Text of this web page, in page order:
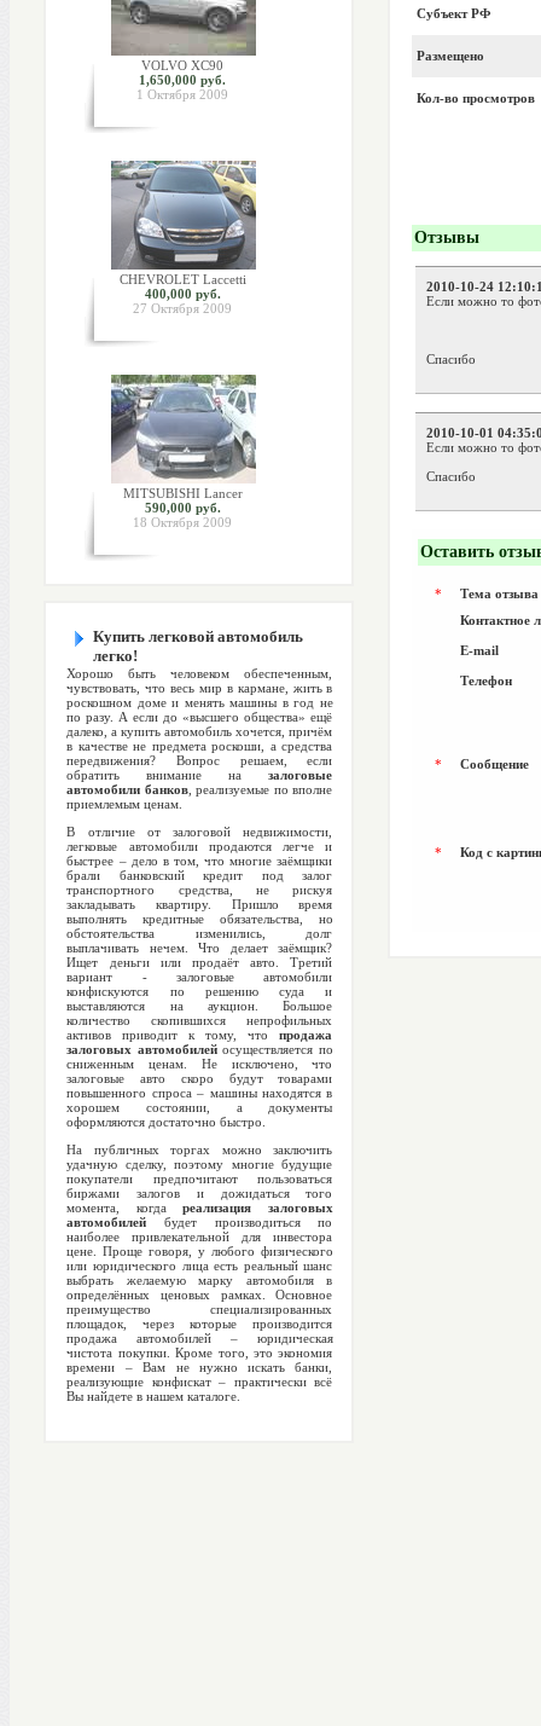
VOLVO XC90
1,650,000 руб.
1 Октября 2009
CHEVROLET Laccetti
400,000 руб.
27 Октября 2009
MITSUBISHI Lancer
590,000 руб.
18 Октября 2009
Купить легковой автомобиль
легко!
Хорошо быть человеком обеспеченным,
чувствовать, что весь мир в кармане, жить в
роскошном доме и менять машины в год не
по разу. А если до «высшего общества» ещё
далеко, а купить автомобиль хочется, причём
в качестве не предмета роскоши, а средства
передвижения? Вопрос решаем, если
обратить внимание назалоговые
автомобили банков , реализуемые по вполне
приемлемым ценам.
В отличие от залоговой недвижимости,
легковые автомобили продаются легче и
быстрее – дело в том, что многие заёмщики
брали банковский кредит под залог
транспортного средства, не рискуя
закладывать квартиру. Пришло время
выполнять кредитные обязательства, но
обстоятельства изменились, долг
выплачивать нечем. Что делает заёмщик?
Ищет деньги или продаёт авто. Третий
вариант - залоговые автомобили
конфискуются по решению суда и
выставляются на аукцион. Большое
количество скопившихся непрофильных
активов приводит к тому, чтопродажа
залоговых автомобилейосуществляется по
сниженным ценам. Не исключено, что
залоговые авто скоро будут товарами
повышенного спроса – машины находятся в
хорошем состоянии, а документы
оформляются достаточно быстро.
На публичных торгах можно заключить
удачную сделку, поэтому многие будущие
покупатели предпочитают пользоваться
биржами залогов и дожидаться того
момента, когдареализация залоговых
автомобилей будет производиться по
наиболее привлекательной для инвестора
цене. Проще говоря, у любого физического
или юридического лица есть реальный шанс
выбрать желаемую марку автомобиля в
определённых ценовых рамках. Основное
преимущество специализированных
площадок, через которые производится
продажа автомобилей – юридическая
чистота покупки. Кроме того, это экономия
времени – Вам не нужно искать банки,
реализующие конфискат – практически всё
Вы найдете в нашем каталоге.
Субъект РФ
Размещено
Кол-во просмотров
Отзывы
2010-10-24
Если можно то
Спасибо
2010-10-01
Если можно то
Спасибо
Оставить
*
Тема отзыва
Контактное
E-mail
Телефон
* Сообщение
* Код с